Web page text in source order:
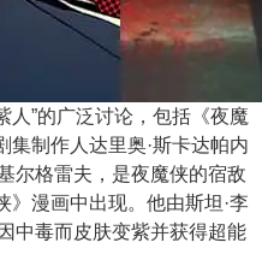
人”的广泛讨论，包括《夜魔
集制作人达里奥·斯卡达帕内
尔格雷夫，是夜魔侠的宿敌
》漫画中出现。他由斯坦·李
中毒而皮肤变紫并获得超能